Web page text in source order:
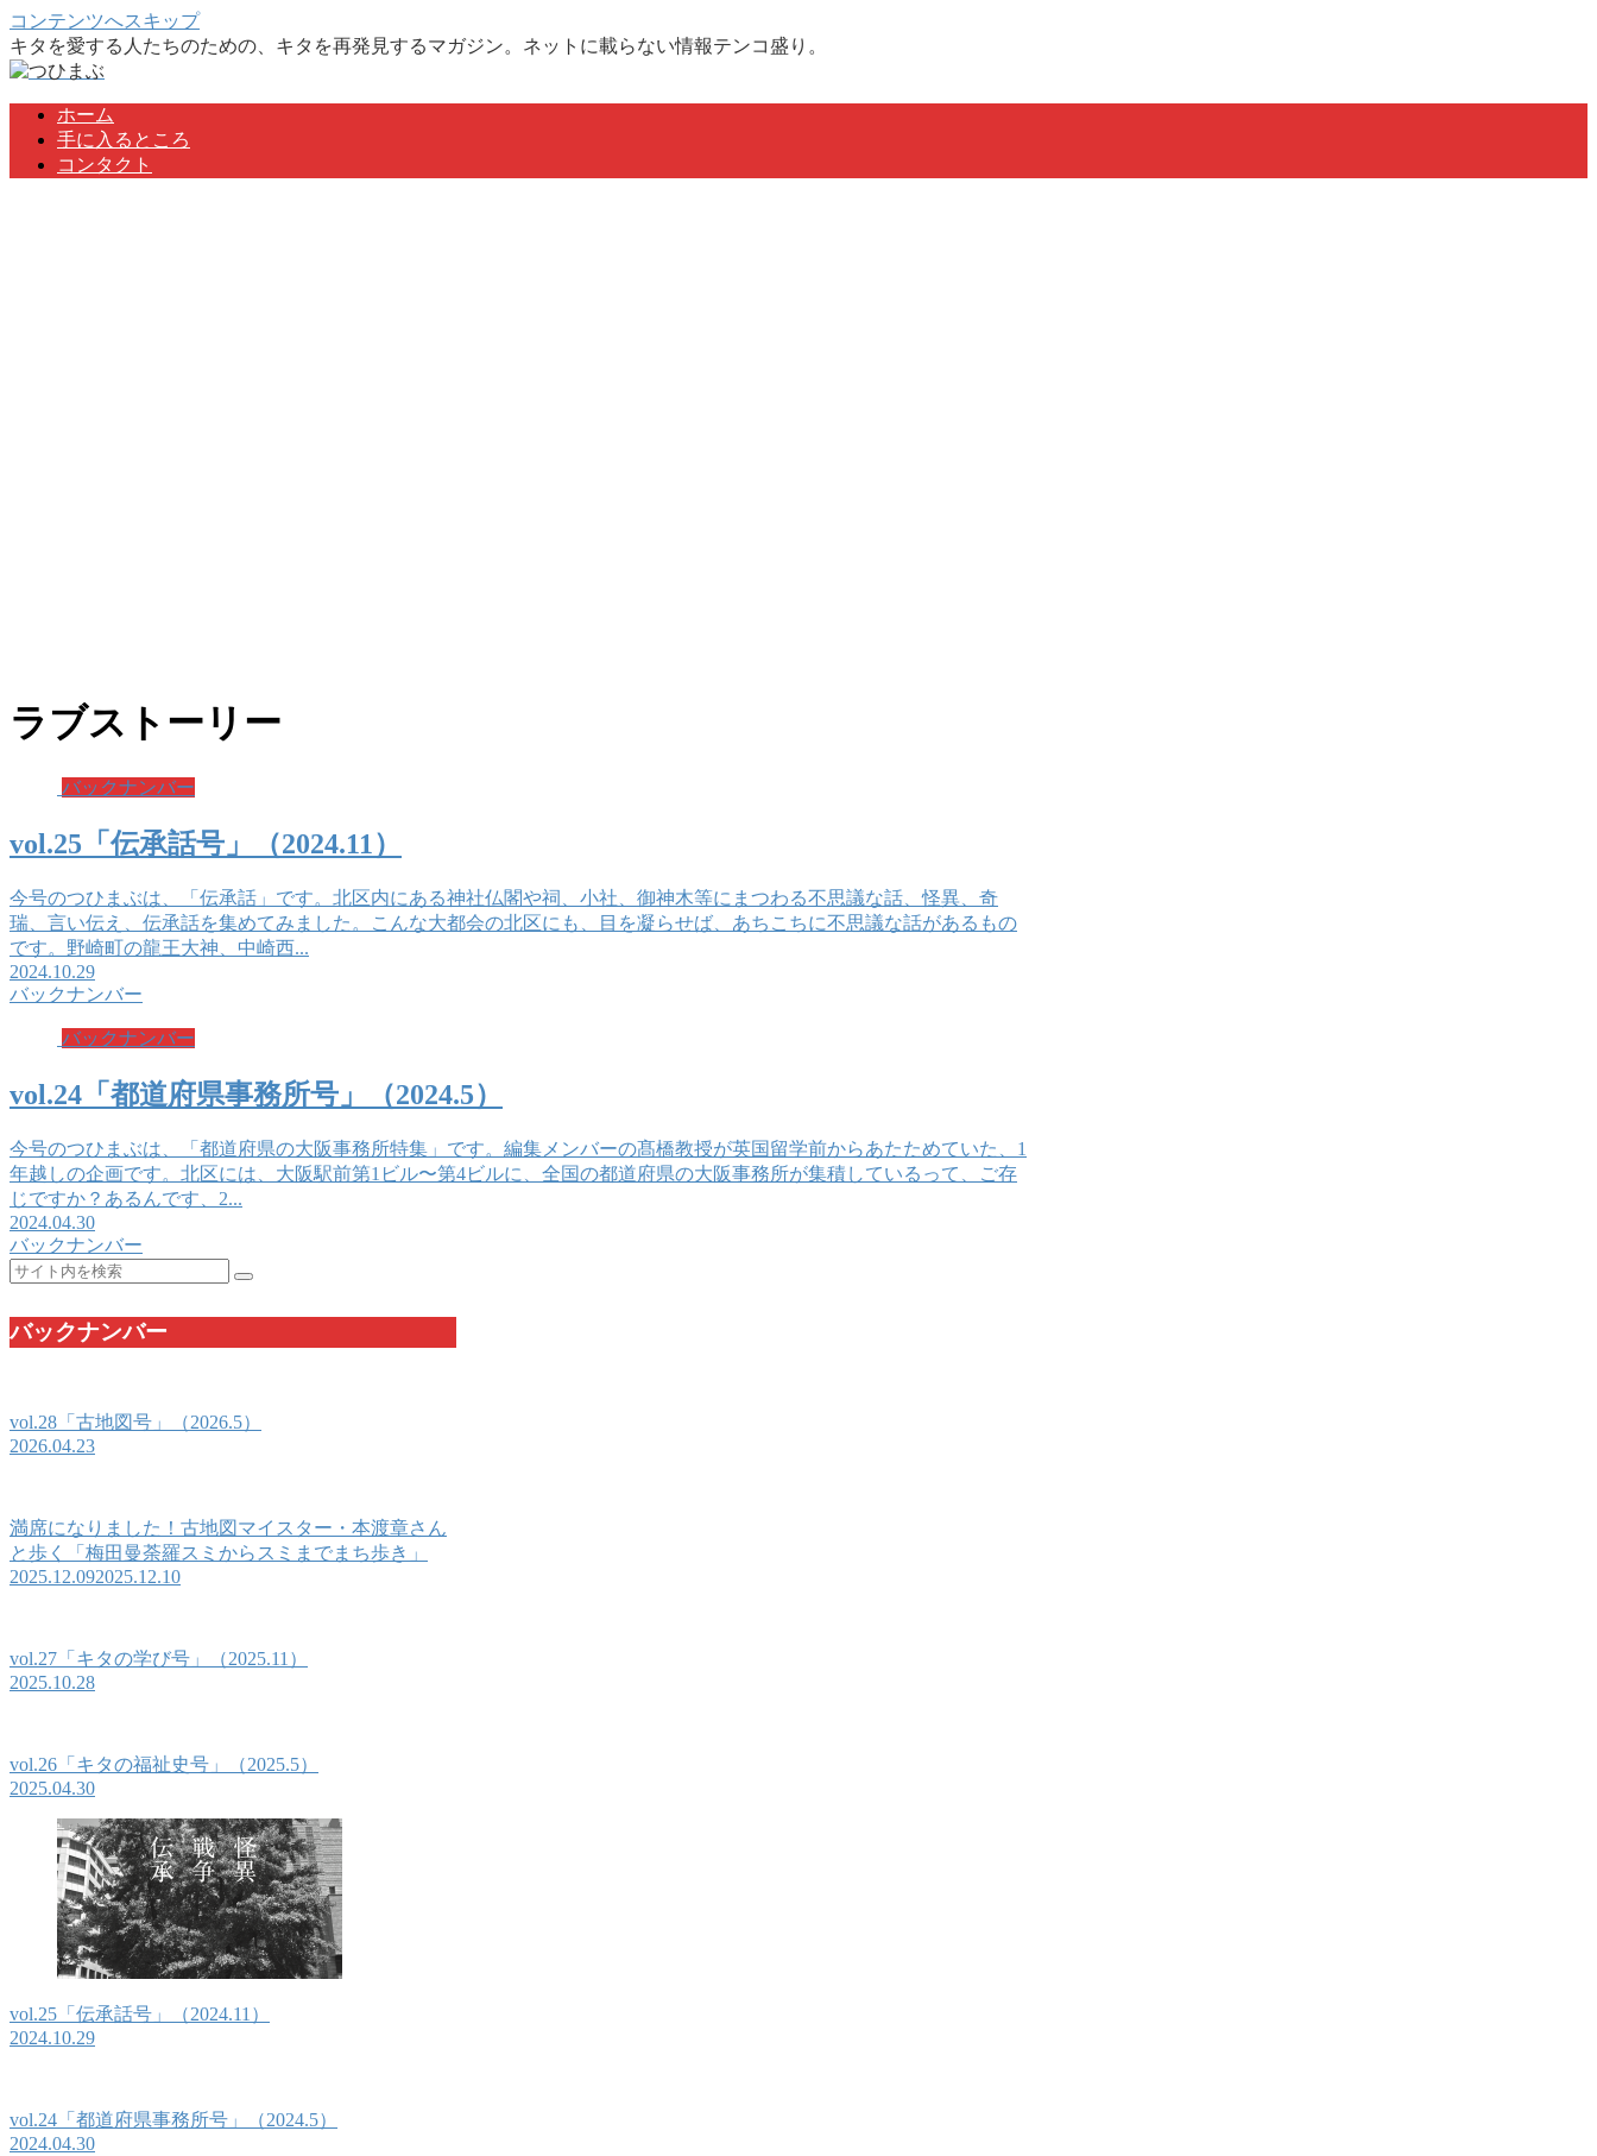
コンテンツへスキップ
キタを愛する人たちのための、キタを再発見するマガジン。ネットに載らない情報テンコ盛り。
ホーム
手に入るところ
コンタクト
ラブストーリー
バックナンバー
vol.25「伝承話号」（2024.11）
今号のつひまぶは、「伝承話」です。北区内にある神社仏閣や祠、小社、御神木等にまつわる不思議な話、怪異、奇
瑞、言い伝え、伝承話を集めてみました。こんな大都会の北区にも、目を凝らせば、あちこちに不思議な話があるもの
です。野崎町の龍王大神、中崎西...
2024.10.29
バックナンバー
バックナンバー
vol.24「都道府県事務所号」（2024.5）
今号のつひまぶは、「都道府県の大阪事務所特集」です。編集メンバーの髙橋教授が英国留学前からあたためていた、1
年越しの企画です。北区には、大阪駅前第1ビル〜第4ビルに、全国の都道府県の大阪事務所が集積しているって、ご存
じですか？あるんです、2...
2024.04.30
バックナンバー
バックナンバー
vol.28「古地図号」（2026.5）
2026.04.23
満席になりました！古地図マイスター・本渡章さん
と歩く「梅田曼荼羅スミからスミまでまち歩き」
2025.12.092025.12.10
vol.27「キタの学び号」（2025.11）
2025.10.28
vol.26「キタの福祉史号」（2025.5）
2025.04.30
vol.25「伝承話号」（2024.11）
2024.10.29
vol.24「都道府県事務所号」（2024.5）
2024.04.30